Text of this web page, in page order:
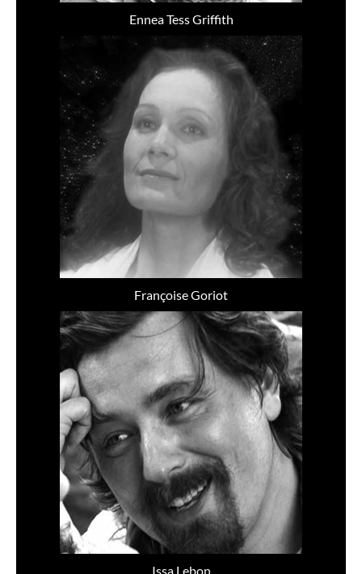
Ennea Tess Griffith
Françoise Goriot
Issa Lebon